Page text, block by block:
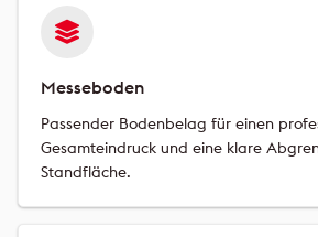
Messeboden
Passender Bodenbelag für einen
Gesamteindruck und eine klare
Standfläche.